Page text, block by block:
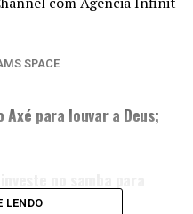
SPACE
para louvar a Deus;
LENDO